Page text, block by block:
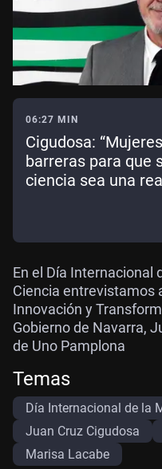
06:27 MIN
Cigudosa:
barreras para que
ciencia sea una
En el Día Internacional
Ciencia entrevistamos
Innovación y
Gobierno de Navarra,
de Uno Pamplona
Temas
Día Internacional de la
Juan Cruz Cigudosa
Marisa Lacabe